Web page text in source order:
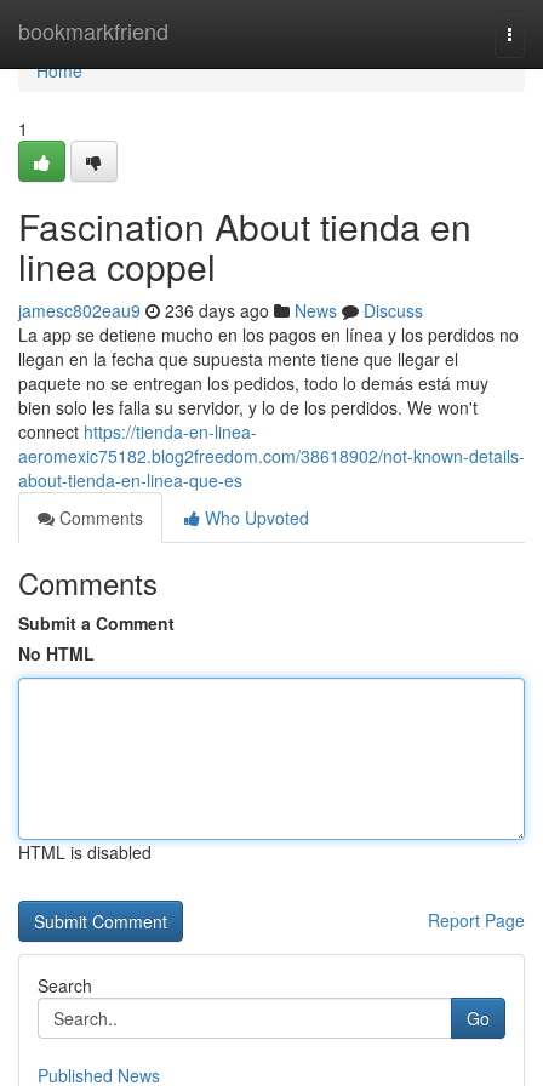
bookmarkfriend
Home
Home
1
Fascination About tienda en
linea coppel
jamesc802eau9 236 days ago News
Discuss
La app se detiene mucho en los pagos en línea y los perdidos no
llegan en la fecha que supuesta mente tiene que llegar el
paquete no se entregan los pedidos, todo lo demás está muy
bien solo les falla su servidor, y lo de los perdidos. We won't
connect https://tienda-en-linea-
aeromexic75182.blog2freedom.com/38618902/not-known-details-
about-tienda-en-linea-que-es
Comments
Who Upvoted
Comments
Submit a Comment
No HTML
HTML is disabled
Report Page
Search
Go
Published News